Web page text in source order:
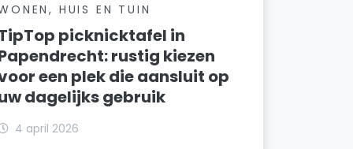
DigiRecht
2 D
Slobbengors C.V.
Markt 22
Schans 11
HUIS EN TUIN
picknicktafel in
rustig kiezen
een plek die aansluit op
dagelijks gebruik
4 april 2026